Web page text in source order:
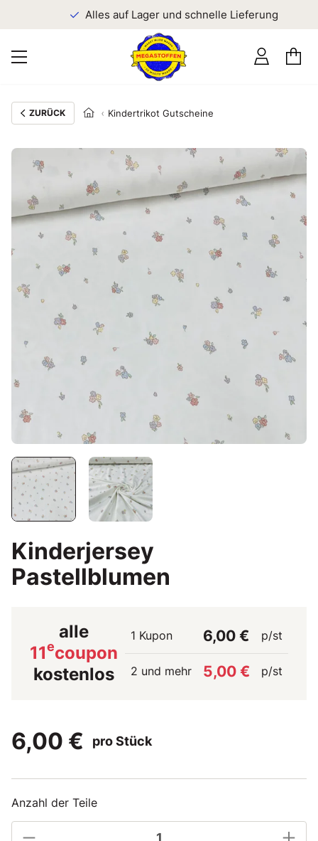
Alles auf Lager und schnelle Lieferung
ZURÜCK Kindertrikot Gutscheine
Kinderjersey
Pastellblumen
alle
11ecoupon
kostenlos
1 Kupon 6,00 € p/st
2 und mehr 5,00 € p/st
6,00 € pro Stück
Anzahl der Teile